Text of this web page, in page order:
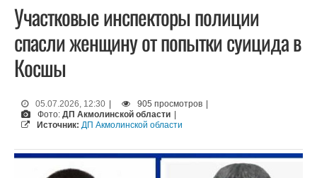
Участковые инспекторы полиции
спасли женщину от попытки суицида в
Косшы
05.07.2026, 12:30 905 просмотров
Фото: ДП Акмолинской области
Источник: ДП Акмолинской области